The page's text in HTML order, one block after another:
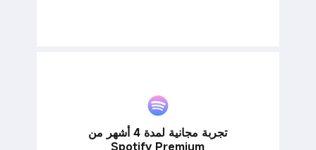
تجربة مجانية لمدة 4 أشهر من
Spotify Premium